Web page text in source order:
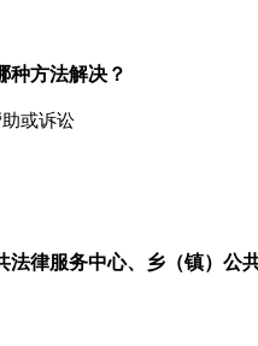
种方法解决？
或诉讼
法律服务中心、乡（镇）公